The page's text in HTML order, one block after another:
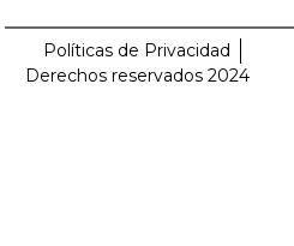
Políticas de Privacidad
Derechos reservados 2024